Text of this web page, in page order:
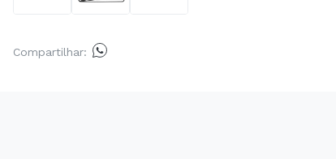
Compartilhar: